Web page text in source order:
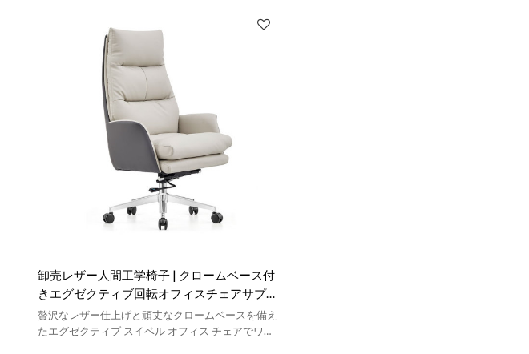
卸売レザー人間工学椅子 | クロームベース付
きエグゼクティブ回転オフィスチェアサプラ
イヤー
贅沢なレザー仕上げと頑丈なクロームベースを備え
たエグゼクティブ スイベル オフィス チェアでワー